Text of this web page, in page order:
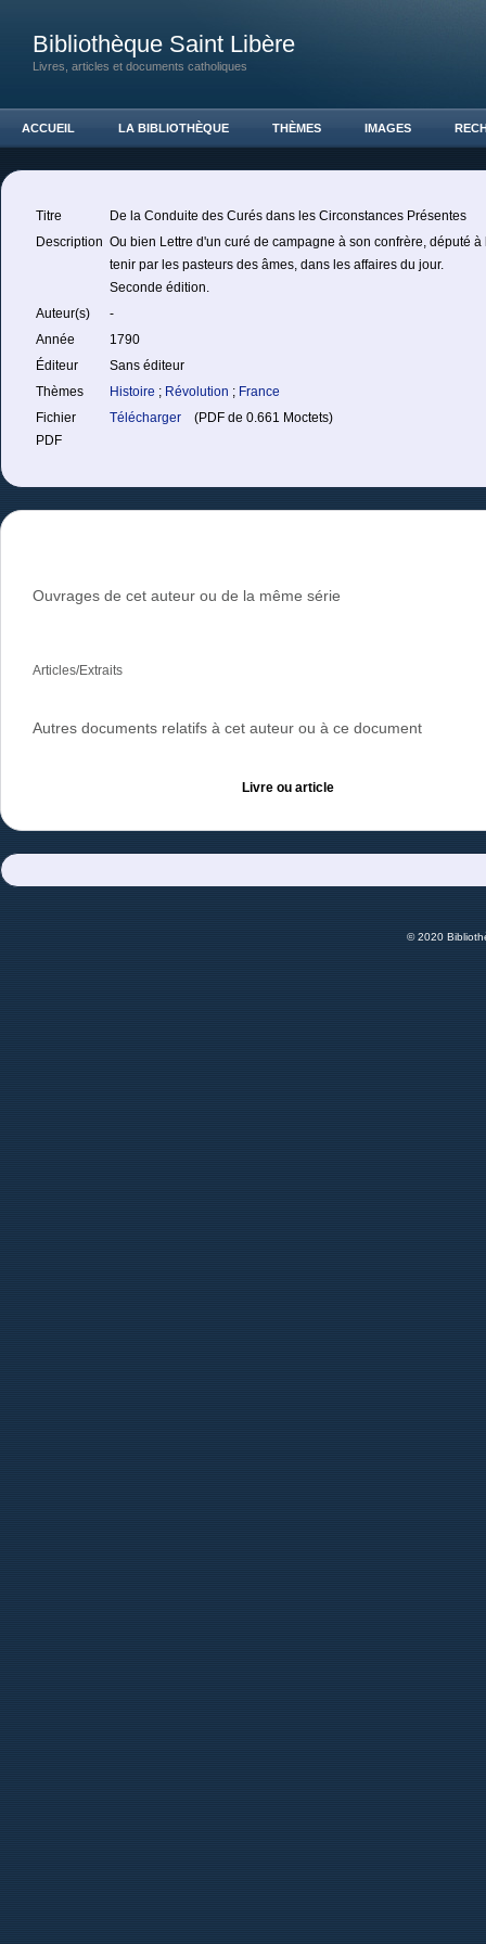
Bibliothèque Saint Libère
Livres, articles et documents catholiques
ACCUEIL LA BIBLIOTHÈQUE THÈMES IMAGES
Titre
De la Conduite des Curés dans les Circonstances Présentes
Description Ou bien Lettre d'un curé de campagne à son confrère, député
tenir par les pasteurs des âmes, dans les affaires du jour.
Seconde édition.
Auteur(s)
-
Année
1790
Éditeur
Sans éditeur
Thèmes
Histoire ; Révolution ; France
Fichier
PDF
Télécharger (PDF de 0.661 Moctets)
Ouvrages de cet auteur ou de la même série
Articles/Extraits
Autres documents relatifs à cet auteur ou à ce document
Livre ou article
© 2020